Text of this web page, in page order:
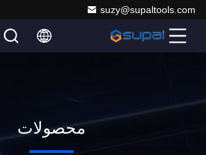
suzy@supaltools.com
محصولات